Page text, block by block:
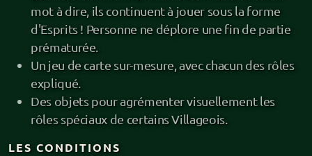
mot à dire, ils continuent à jouer sous la forme
d'Esprits ! Personne ne déplore une fin de partie
prématurée.
Un jeu de carte sur-mesure, avec chacun des rôles
expliqué.
Des objets pour agrémenter visuellement les
rôles spéciaux de certains Villageois.
LES CONDITIONS
Conte'férence
Cercle de contes